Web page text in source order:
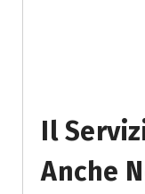
Il
Anche